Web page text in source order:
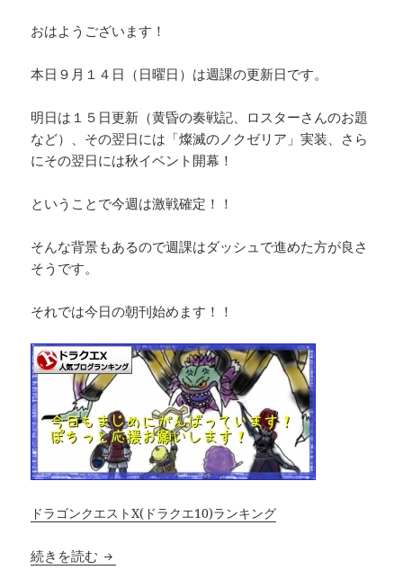
おはようございます！
本日９月１４日（日曜日）は週課の更新日です。
明日は１５日更新（黄昏の奏戦記、ロスターさんのお題
など）、その翌日には「燦滅のノクゼリア」実装、さら
にその翌日には秋イベント開幕！
ということで今週は激戦確定！！
そんな背景もあるので週課はダッシュで進めた方が良さ
そうです。
それでは今日の朝刊始めます！！
ドラゴンクエストX(ドラクエ10)ランキング
続きを読む 今週はダッシュかな？？週課情報まとめ【9月14